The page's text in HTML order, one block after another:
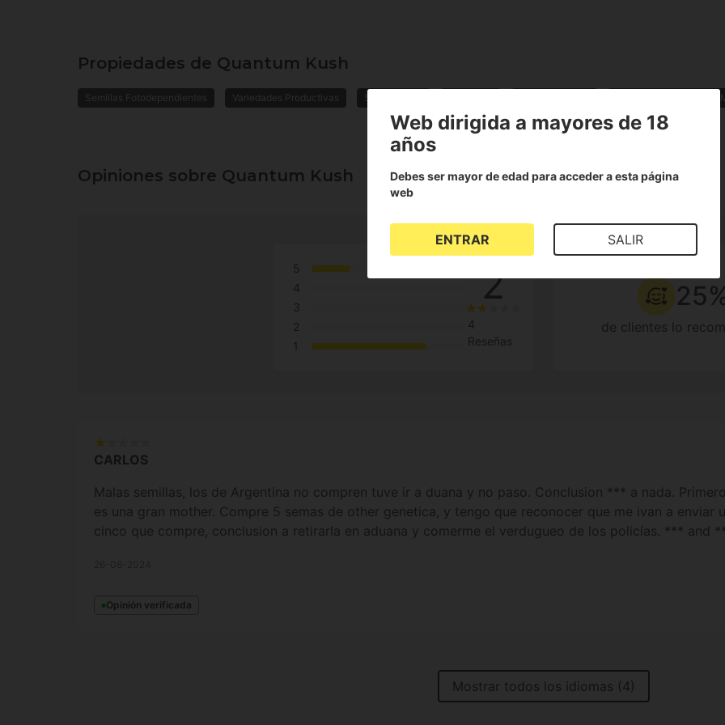
Propiedades de Quantum Kush
Semillas Fotodependientes Variedades Productivas Sativa Indica Semillas de Marihuana
Opiniones sobre Quantum Kush
5
4
3
2
1
2
4
Reseñas
de clientes lo
CARLOS
Malas semillas, los de Argentina no compren tuve ir a duana y no paso. Conclusion *** a nada.
es una gran mother. Compre 5 semas de other genetica, y tengo que reconocer que me ivan a enviar
cinco que compre, conclusion a retirarla en aduana y comerme el verdugueo de los policías. *** and
Opinión verificada
Mostrar todos los idiomas (4)
Web dirigida a mayores de 18
años
Debes ser mayor de edad para acceder a esta página
web
ENTRAR SALIR